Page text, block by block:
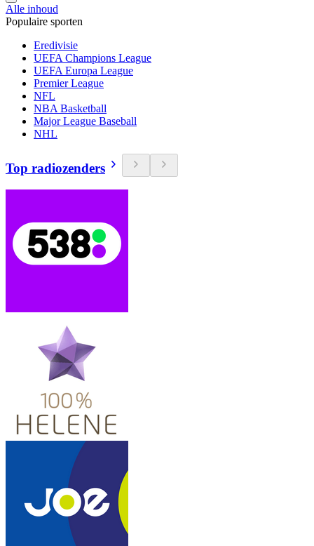
Alle inhoud
Populaire sporten
Eredivisie
UEFA Champions League
UEFA Europa League
Premier League
NFL
NBA Basketball
Major League Baseball
NHL
Top radiozenders